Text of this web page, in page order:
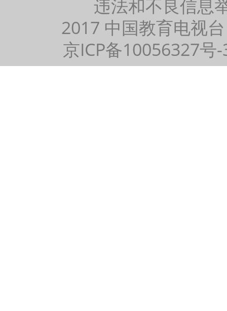
违法和不良信息
2017 中国教育电视
京ICP备10056327号